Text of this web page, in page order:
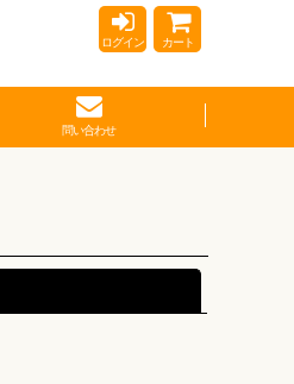
ログイン カート
問い合わせ